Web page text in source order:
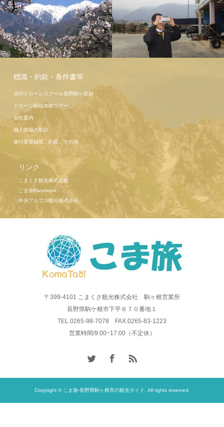
標識・約款・条件書等
JDOドローンスクール長野駒ヶ根校
ドローン操縦体験ツアー
会社案内
個人情報の取扱
旅行業登録票、約款、その他
リンク
こまくさ観光株式会社
こま旅Facebook
中央アルプス観光株式会社
〒399-4101 こまくさ観光株式会社 駒ヶ根営業所
長野県駒ケ根市下平６７０番地１
TEL.0265-98-7078 FAX.0265-83-1223
営業時間/9:00~17:00（不定休）
Copyright © こま旅-長野県駒ヶ根市の観光ガイド. All rights reserved.